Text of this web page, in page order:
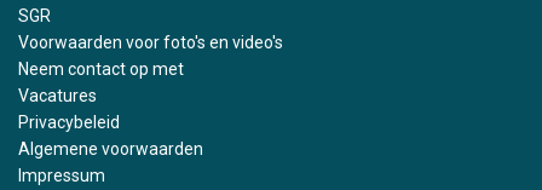
SGR
Voorwaarden voor foto's en video's
Neem contact op met
Vacatures
Privacybeleid
Algemene voorwaarden
Impressum